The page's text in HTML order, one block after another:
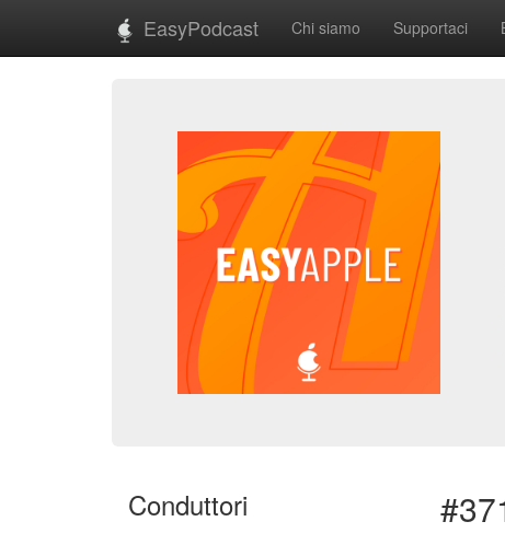
EasyPodcast Chi siamo Supportaci
Conduttori